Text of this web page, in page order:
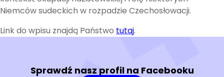
Niemców sudeckich w rozpadzie Czechosłowacji.
Link do wpisu znajdą Państwo tutaj.
Sprawdź nasz profil na Facebooku